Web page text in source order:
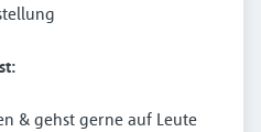
& gehst gerne auf Leute